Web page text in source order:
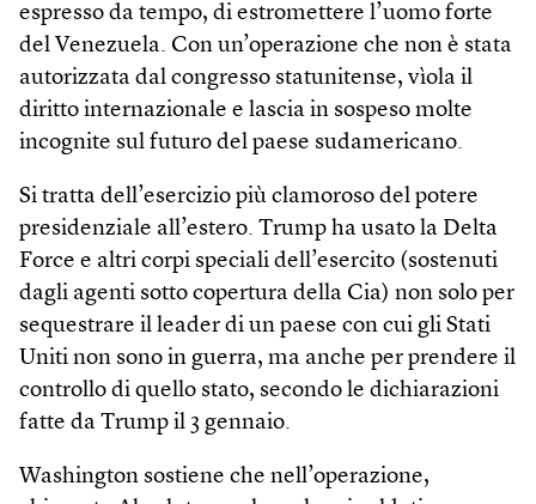
espresso da tempo, di estromettere l’uomo forte
del Venezuela. Con un’operazione che non è stata
autorizzata dal congresso statunitense, vìola il
diritto internazionale e lascia in sospeso molte
incognite sul futuro del paese sudamericano.
Si tratta dell’esercizio più clamoroso del potere
presidenziale all’estero. Trump ha usato la Delta
Force e altri corpi speciali dell’esercito (sostenuti
dagli agenti sotto copertura della Cia) non solo per
sequestrare il leader di un paese con cui gli Stati
Uniti non sono in guerra, ma anche per prendere il
controllo di quello stato, secondo le dichiarazioni
fatte da Trump il 3 gennaio.
Washington sostiene che nell’operazione,